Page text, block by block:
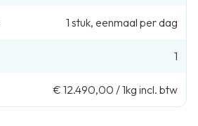
1 stuk, eenmaal per dag
1
€ 12.490,00 /1kg incl. btw